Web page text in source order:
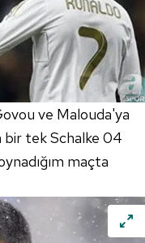
ve Malouda'ya
bir tek Schalke 04
maçta